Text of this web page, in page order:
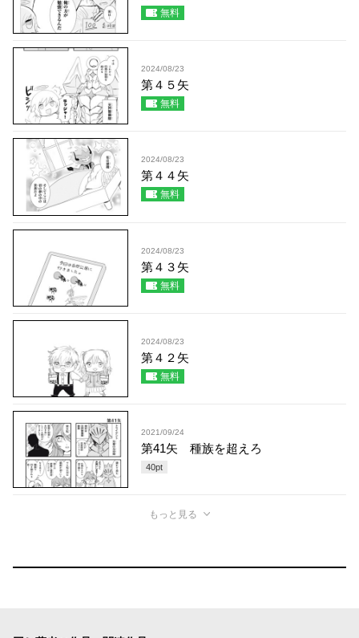
無料
2024/08/23
第４５矢
無料
2024/08/23
第４４矢
無料
2024/08/23
第４３矢
無料
2024/08/23
第４２矢
無料
2021/09/24
第41矢 種族を超えろ
40pt
もっと見る